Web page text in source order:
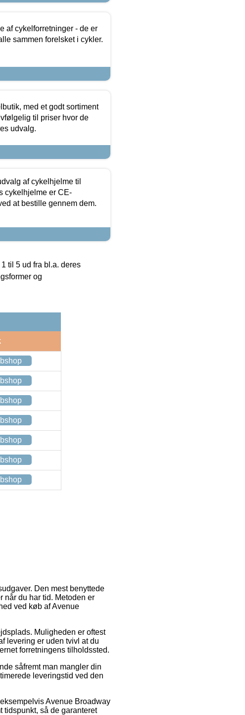
af cykelforretninger - de er
sammen forelsket i cykler.
med et godt sortiment
til priser hvor de
udvalg.
af cykelhjelme til
cykelhjelme er CE-
at bestille gennem dem.
til 5 ud fra bl.a. deres
og
Den mest benyttede
når du har tid. Metoden er
ved køb af Avenue
Muligheden er oftest
levering er uden tvivl at du
forretningens tilholdssted.
såfremt man mangler din
leveringstid ved den
Avenue Broadway
tidspunkt, så de garanteret